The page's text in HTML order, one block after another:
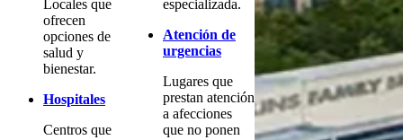
Locales que
ofrecen
opciones de
salud y
bienestar.
Hospitales
Centros que
especializada.
Atención de
urgencias
Lugares que
prestan atención
a afecciones
que no ponen